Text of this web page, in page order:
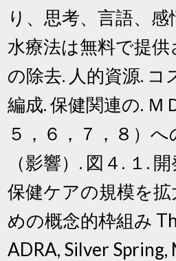
り、思考、言語、
水療法は無料で提供
の除去. 人的資源. コ
編成. 保健関連の. Ｍ
５，６，７，８）
（影響）. 図４. １.
保健ケアの規模を
めの概念的枠組み
ADRA, Silver Spring,